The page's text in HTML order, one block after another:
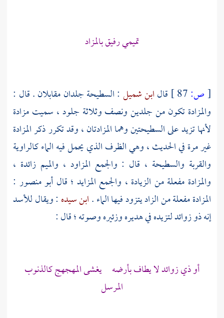
تميمي رفيق بالمزاد
[ص: قالابن شميل : السطيحة جلدان مقابلان . قال :
والمزادة تكون من جلدين ونصف وثلاثة جلود ، سميت مزادة
لأنها تزيد على السطيحتين وهما المزادتان ، وقد تكرر ذكر المزادة
غير مرة في الحديث ، وهي الظرف الذي يحمل فيه الماء كالراوية
والقربة والسطيحة ، قال : والجمع المزاود ، والميم زائدة ،
والمزادة مفعلة من الزيادة ، والجمع المزايد ؛ قال أبو منصور :
المزادة مفعلة من الزاد يتزود فيها الماء .ابن سيده : ويقال للأسد
إنه ذو زوائد لتزيده في هديره وزئيره وصوته ؛ قال :
أو ذي زوائد لا يطاف بأرضه يغشى المهجهج كالذنوب
المرسل